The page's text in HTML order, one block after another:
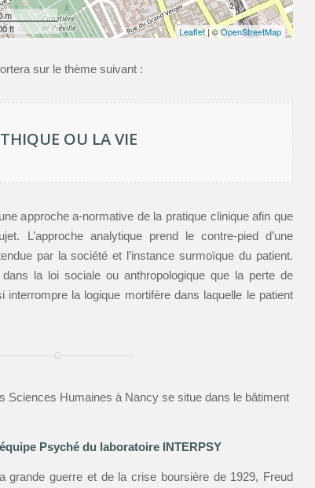
m
ft
Leaflet| ©OpenStreetMap
sur le thème suivant :
OU LA VIE
approche a-normative de la pratique clinique afin que
L’approche analytique prend le contre-pied d’une
par la société et l’instance surmoïque du patient.
la loi sociale ou anthropologique que la perte de
interrompre la logique mortifère dans laquelle le patient
Sciences Humaines à Nancy se situe dans le bâtiment
Psyché du laboratoire INTERPSY
grande guerre et de la crise boursière de 1929, Freud